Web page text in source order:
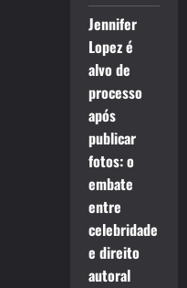
Jennifer
Lopez é
alvo de
processo
após
publicar
fotos: o
embate
entre
celebridade
e direito
autoral